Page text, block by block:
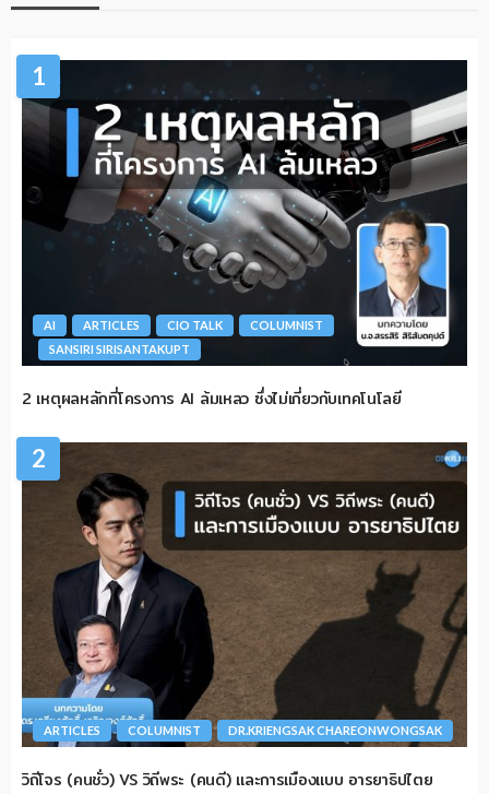
1
AI ARTICLES CIO TALK
COLUMNIST
SANSIRI SIRISANTAKUPT
2 เหตุผลหลักที่โครงการ AI ล้มเหลว ซึ่งไม่เกี่ยวกับเทคโนโลยี
2
ARTICLES COLUMNIST DR.KRIENGSAK CHAREONWONGSAK
วิถีโจร (คนชั่ว) VS วิถีพระ (คนดี) และการเมืองแบบ อารยาธิปไตย